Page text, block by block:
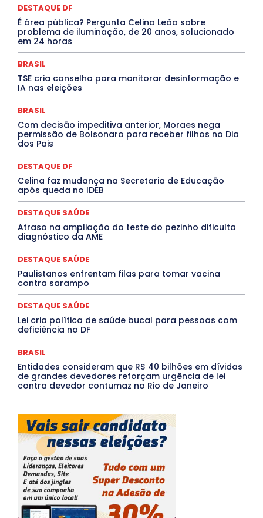
Congressuanas & Esplanadumas
Covid-19
Crônica Política Crônicas
Cultura e Tal
DANÇA Dengue
Denuncia
DESTAQUE BRASIL
DESTAQUE DF
DESTAQUE SAÚDE
DESTAQUES OUTROS
Especial
Espírito Santo ESPORTE
ESTÁGIO
EVENTOS
Febre Oropouche
FILMES
Goiás
Jogos Online
JUDICIÁRIO LITERATURA
Maranhão
Marburg
Mato Grosso
Mato Grosso do Sul
MEIO AMBIENTE
MÚSICA
O Plantonista Opinião Oropouche
Pará
Paraíba
PROCESSO SELETIVO
PUBLIEDITORIAL
QUALIFICAÇÃO PROFISSIONAL
RESIDÊNCIA
Santa Catarina
Saúde Agora
TÁ FROID?
TEATRO TECNOLOGIA
TIC TAC
Tocantins
DESTAQUE DF
É área pública? Pergunta Celina Leão sobre
problema de iluminação, de 20 anos, solucionado
em 24 horas
BRASIL
TSE cria conselho para monitorar desinformação e
IA nas eleições
BRASIL
Com decisão impeditiva anterior, Moraes nega
permissão de Bolsonaro para receber filhos no Dia
dos Pais
DESTAQUE DF
Celina faz mudança na Secretaria de Educação
após queda no IDEB
DESTAQUE SAÚDE
Atraso na ampliação do teste do pezinho dificulta
diagnóstico da AME
DESTAQUE SAÚDE
Paulistanos enfrentam filas para tomar vacina
contra sarampo
DESTAQUE SAÚDE
Lei cria política de saúde bucal para pessoas com
deficiência no DF
BRASIL
Entidades consideram que R$ 40 bilhões em dívidas
de grandes devedores reforçam urgência de lei
contra devedor contumaz no Rio de Janeiro